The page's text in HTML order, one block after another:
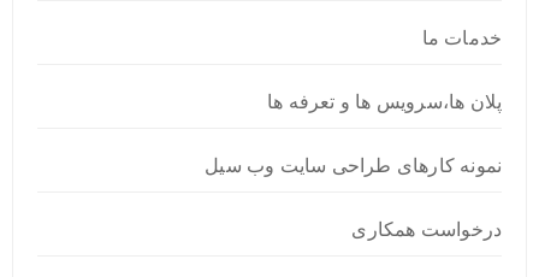
خدمات ما
پلان ها،سرویس ها و تعرفه ها
نمونه کارهای طراحی سایت وب سیل
درخواست همکاری